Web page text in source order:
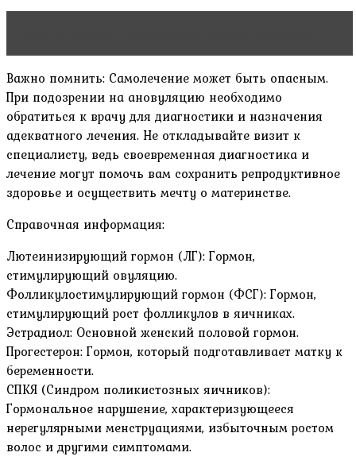
Важно помнить: Самолечение может быть опасным.
При подозрении на ановуляцию необходимо
обратиться к врачу для диагностики и назначения
адекватного лечения. Не откладывайте визит к
специалисту, ведь своевременная диагностика и
лечение могут помочь вам сохранить репродуктивное
здоровье и осуществить мечту о материнстве.
Справочная информация:
Лютеинизирующий гормон (ЛГ): Гормон,
стимулирующий овуляцию.
Фолликулостимулирующий гормон (ФСГ): Гормон,
стимулирующий рост фолликулов в яичниках.
Эстрадиол: Основной женский половой гормон.
Прогестерон: Гормон, который подготавливает матку к
беременности.
СПКЯ (Синдром поликистозных яичников):
Гормональное нарушение, характеризующееся
нерегулярными менструациями, избыточным ростом
волос и другими симптомами.